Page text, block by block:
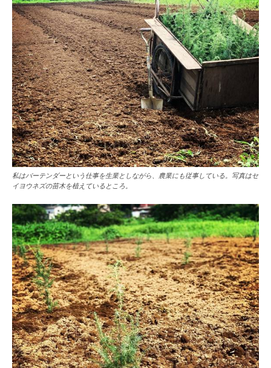
私はバーテンダーという仕事を生業としながら、農業にも従事している。写真はセ
イヨウネズの苗木を植えているところ。